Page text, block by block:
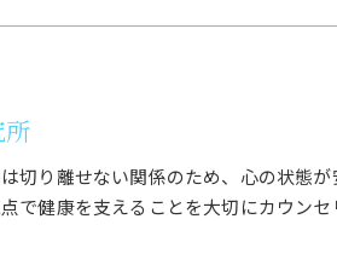
切り離せない関係のため、心の状態
で健康を支えることを大切にカウンセ